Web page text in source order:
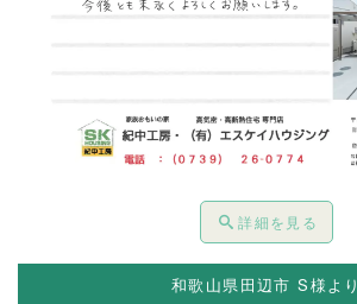
詳細を見る
和歌山県田辺市 S様より